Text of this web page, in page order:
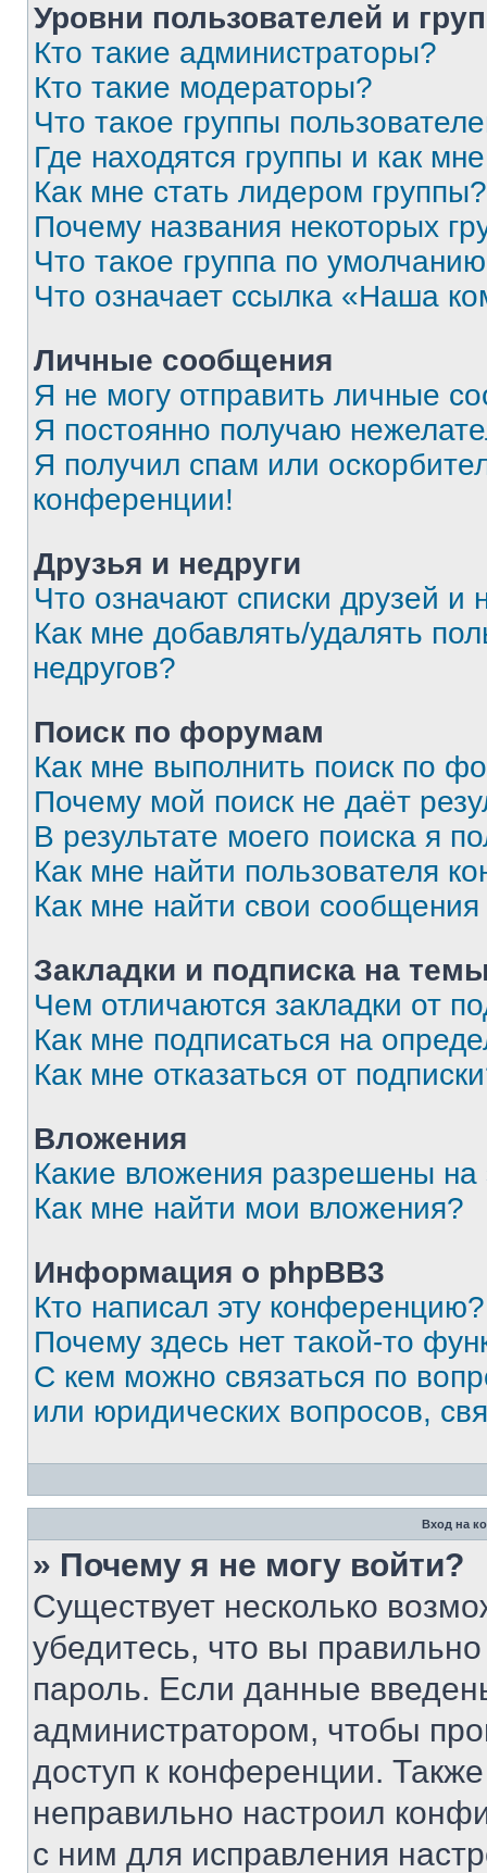
Уровни пользователей и
Кто такие администраторы?
Кто такие модераторы?
Что такое группы
Где находятся группы и как
Как мне стать лидером группы?
Почему названия некоторых
Что такое группа по
Что означает ссылка «Наша
Личные сообщения
Я не могу отправить личные
Я постоянно получаю
Я получил спам или
конференции!
Друзья и недруги
Что означают списки друзей и
Как мне добавлять/удалять
недругов?
Поиск по форумам
Как мне выполнить поиск по
Почему мой поиск не даёт
В результате моего поиска я
Как мне найти пользователя
Как мне найти свои
Закладки и подписка на
Чем отличаются закладки от
Как мне подписаться на
Как мне отказаться от
Вложения
Какие вложения разрешены
Как мне найти мои вложения?
Информация о phpBB3
Кто написал эту конференцию?
Почему здесь нет такой-то
С кем можно связаться по
или юридических вопросов,
Вход на
» Почему я не могу войти?
Существует несколько
убедитесь, что вы
пароль. Если данные
администратором, чтобы
доступ к конференции.
неправильно настроил
с ним для исправления